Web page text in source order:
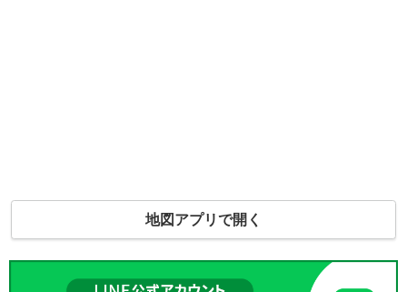
地図アプリで開く